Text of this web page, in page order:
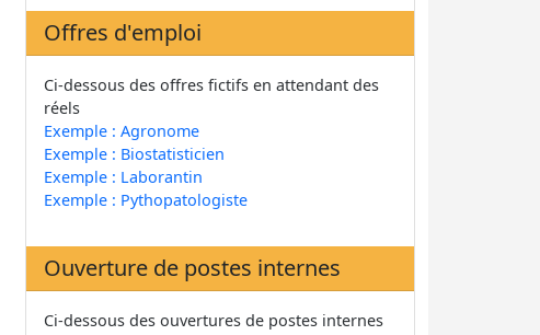
Offres d'emploi
Ci-dessous des offres fictifs en attendant des
réels
Exemple : Agronome
Exemple : Biostatisticien
Exemple : Laborantin
Exemple : Pythopatologiste
Ouverture de postes internes
Ci-dessous des ouvertures de postes internes